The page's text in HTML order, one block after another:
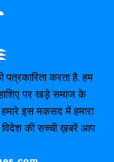
करता है. हम
पर खड़े समाज के
इस मकसद में हमारा
की सच्ची ख़बरें आप